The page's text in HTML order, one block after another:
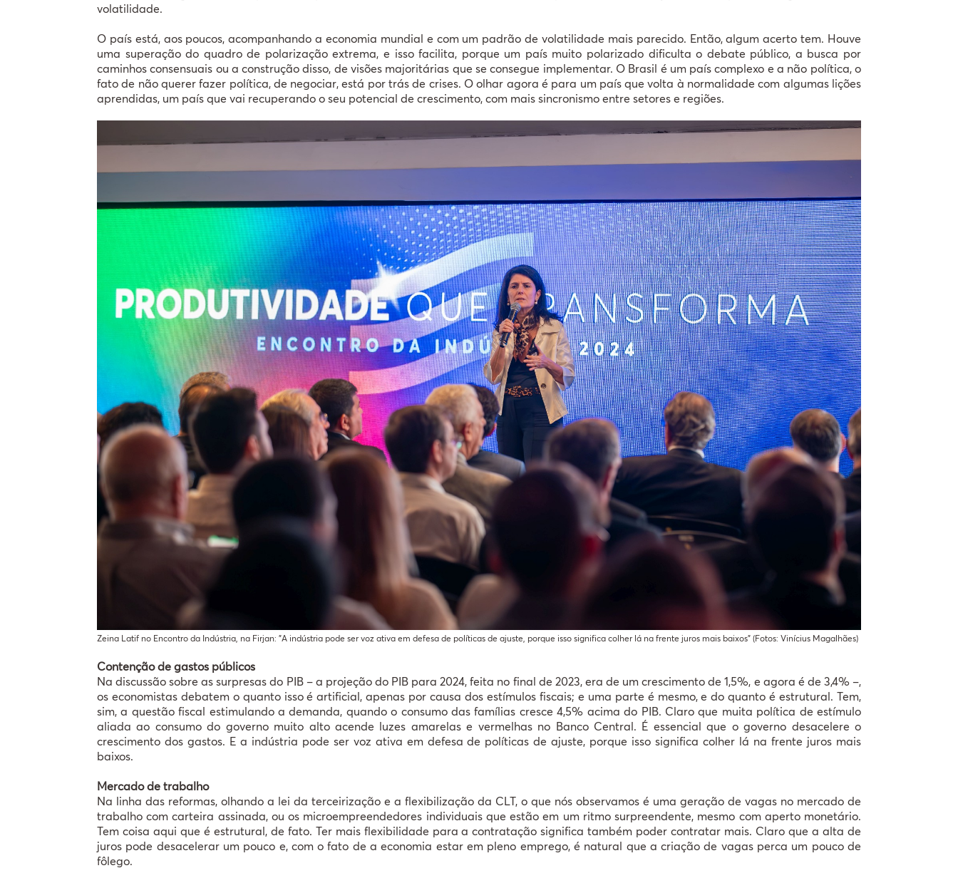
volatilidade.
O país está, aos poucos, acompanhando a economia mundial e com um padrão de volatilidade mais parecido. Então, algum acerto tem. Houve
uma superação do quadro de polarização extrema, e isso facilita, porque um país muito polarizado dificulta o debate público, a busca por
caminhos consensuais ou a construção disso, de visões majoritárias que se consegue implementar. O Brasil é um país complexo e a não política, o
fato de não querer fazer política, de negociar, está por trás de crises. O olhar agora é para um país que volta à normalidade com algumas lições
aprendidas, um país que vai recuperando o seu potencial de crescimento, com mais sincronismo entre setores e regiões.
Zeina Latif no Encontro da Indústria, na Firjan: "A indústria pode ser voz ativa em defesa de políticas de ajuste, porque isso significa colher lá na frente juros mais baixos" (Fotos: Vinícius Magalhães)
Contenção de gastos públicos
Na discussão sobre as surpresas do PIB – a projeção do PIB para 2024, feita no final de 2023, era de um crescimento de 1,5%, e agora é de 3,4% –,
os economistas debatem o quanto isso é artificial, apenas por causa dos estímulos fiscais; e uma parte é mesmo, e do quanto é estrutural. Tem,
sim, a questão fiscal estimulando a demanda, quando o consumo das famílias cresce 4,5% acima do PIB. Claro que muita política de estímulo
aliada ao consumo do governo muito alto acende luzes amarelas e vermelhas no Banco Central. É essencial que o governo desacelere o
crescimento dos gastos. E a indústria pode ser voz ativa em defesa de políticas de ajuste, porque isso significa colher lá na frente juros mais
baixos.
Mercado de trabalho
Na linha das reformas, olhando a lei da terceirização e a flexibilização da CLT, o que nós observamos é uma geração de vagas no mercado de
trabalho com carteira assinada, ou os microempreendedores individuais que estão em um ritmo surpreendente, mesmo com aperto monetário.
Tem coisa aqui que é estrutural, de fato. Ter mais flexibilidade para a contratação significa também poder contratar mais. Claro que a alta de
juros pode desacelerar um pouco e, com o fato de a economia estar em pleno emprego, é natural que a criação de vagas perca um pouco de
fôlego.